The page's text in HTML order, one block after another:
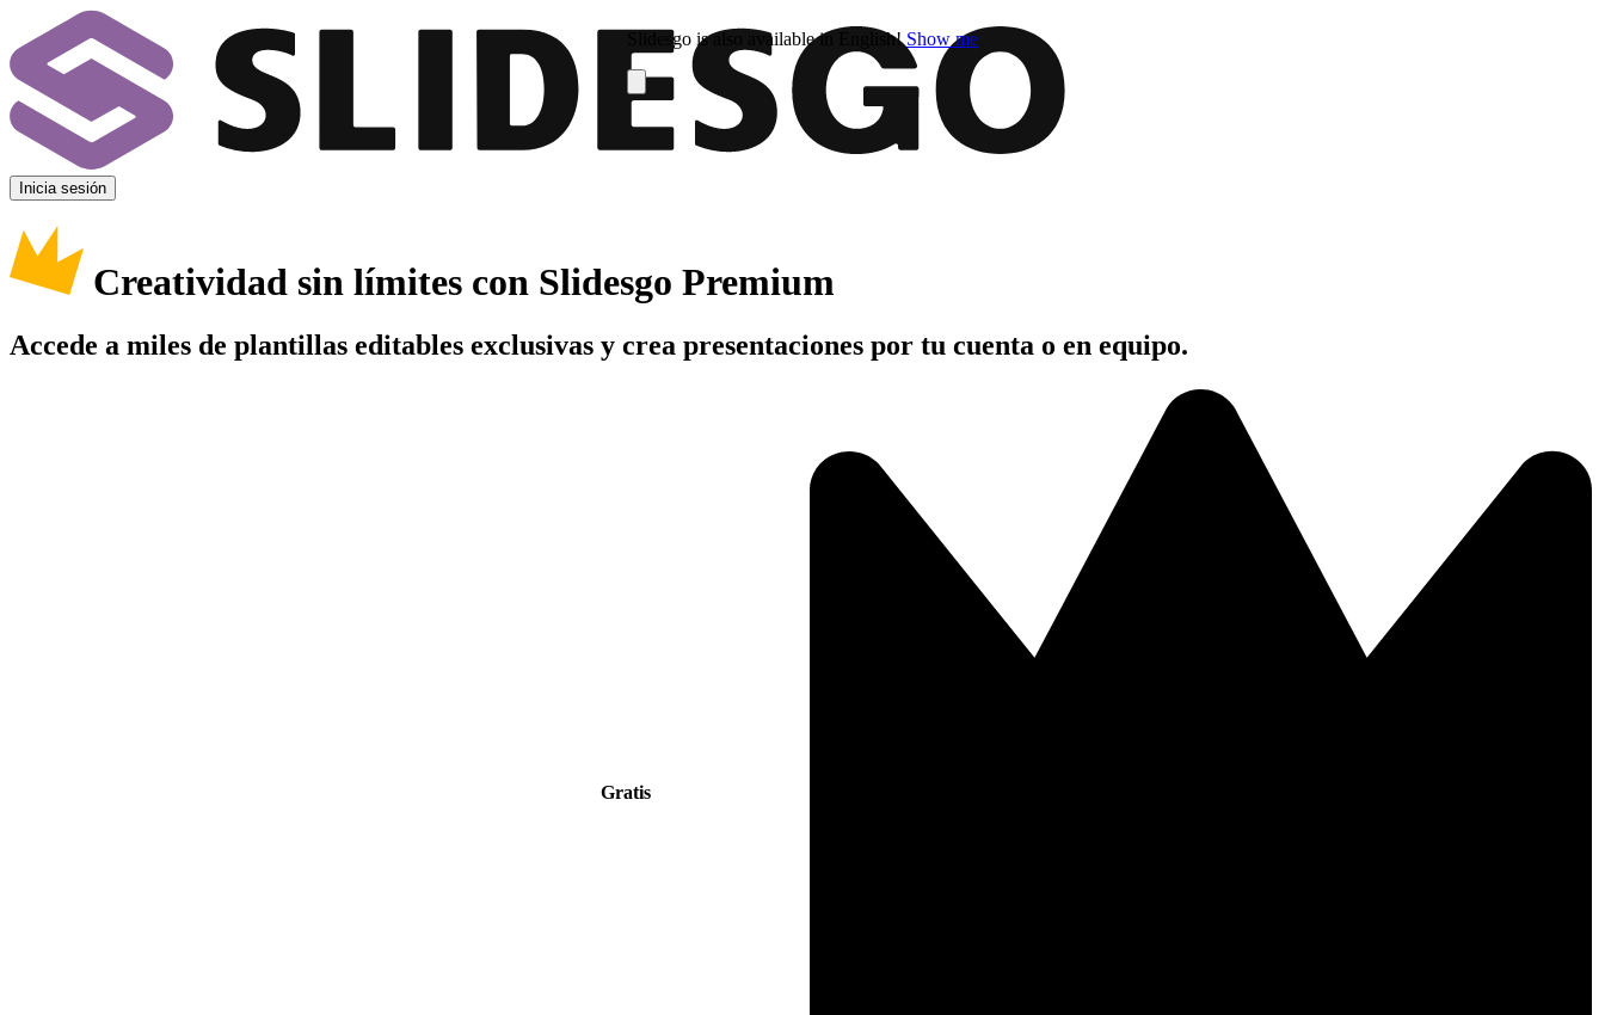
Slidesgo is also available in English! Show me
Inicia sesión
Creatividad sin límites con Slidesgo Premium
Accede a miles de plantillas editables exclusivas y crea presentaciones por tu cuenta o en equipo.
Gratis